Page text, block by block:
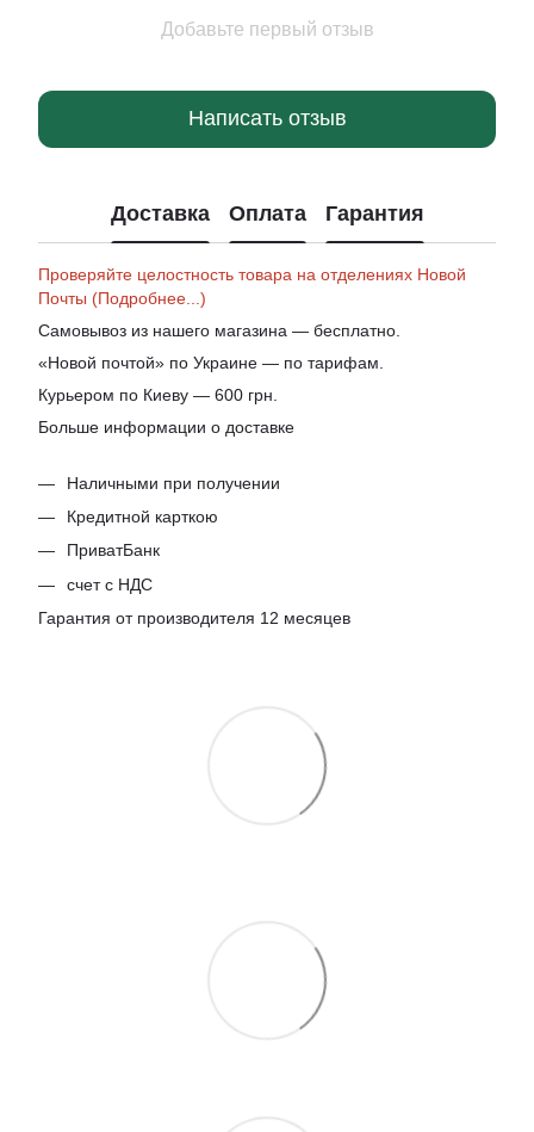
Добавьте первый отзыв
Написать отзыв
Доставка Оплата Гарантия
Проверяйте целостность товара на отделениях Новой
Почты (Подробнее...)
Самовывоз из нашего магазина — бесплатно.
«Новой почтой» по Украине — по тарифам.
Курьером по Киеву — 600 грн.
Больше информации о доставке
Наличными при получении
Кредитной карткою
ПриватБанк
счет с НДС
Гарантия от производителя 12 месяцев